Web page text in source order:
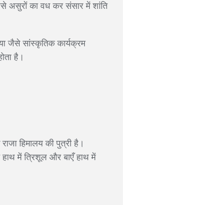
असुरों का वध कर संसार में शांति
जैसे सांस्कृतिक कार्यक्रम
है।
हिमालय की पुत्री है।
हाथ में त्रिशूल और बाएँ हाथ में